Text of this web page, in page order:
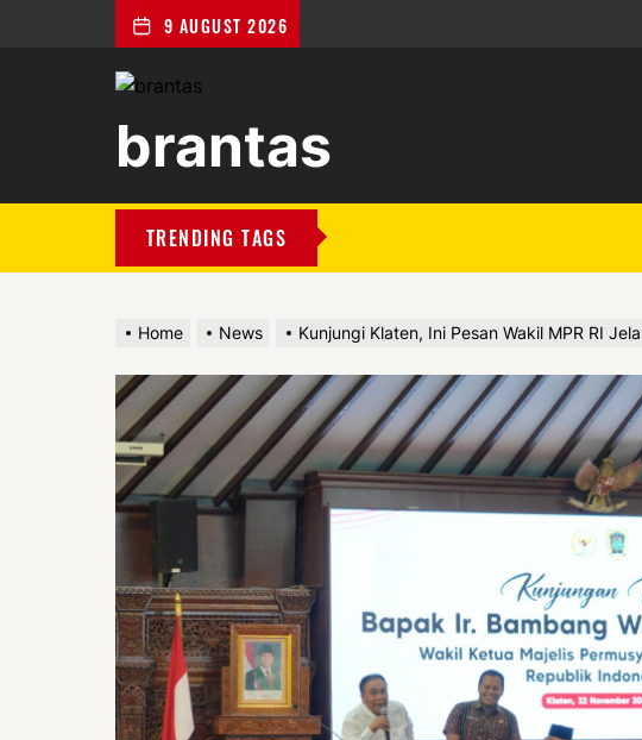
9 AUGUST 2026
brantas
TRENDING TAGS
Home News Kunjungi Klaten, Ini Pesan Wakil MPR RI